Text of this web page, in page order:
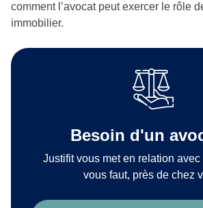
comment l’avocat peut exercer le rôle
immobilier.
Besoin d'un
Justifit vous met en relation avec
vous faut, près de chez